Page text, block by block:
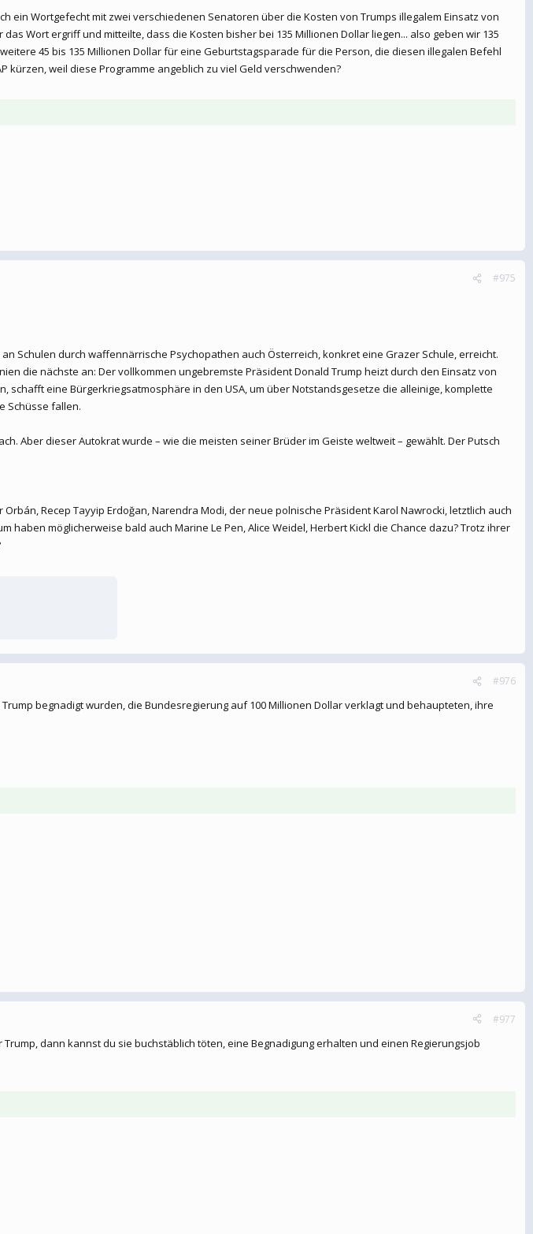
ein Wortgefecht mit zwei verschiedenen Senatoren über die Kosten von Trumps illegalem Einsatz von
Wort ergriff und mitteilte, dass die Kosten bisher bei 135 Millionen Dollar liegen... also geben wir 135
45 bis 135 Millionen Dollar für eine Geburtstagsparade für die Person, die diesen illegalen Befehl
kürzen, weil diese Programme angeblich zu viel Geld verschwenden?
#975
Schulen durch waffennärrische Psychopathen auch Österreich, konkret eine Grazer Schule, erreicht.
die nächste an: Der vollkommen ungebremste Präsident Donald Trump heizt durch den Einsatz von
eine Bürgerkriegsatmosphäre in den USA, um über Notstandsgesetze die alleinige, komplette
Schüsse fallen.
Aber dieser Autokrat wurde – wie die meisten seiner Brüder im Geiste weltweit – gewählt. Der Putsch
Recep Tayyip Erdoğan, Narendra Modi, der neue polnische Präsident Karol Nawrocki, letztlich auch
möglicherweise bald auch Marine Le Pen, Alice Weidel, Herbert Kickl die Chance dazu? Trotz ihrer
#976
begnadigt wurden, die Bundesregierung auf 100 Millionen Dollar verklagt und behaupteten, ihre
#977
dann kannst du sie buchstäblich töten, eine Begnadigung erhalten und einen Regierungsjob